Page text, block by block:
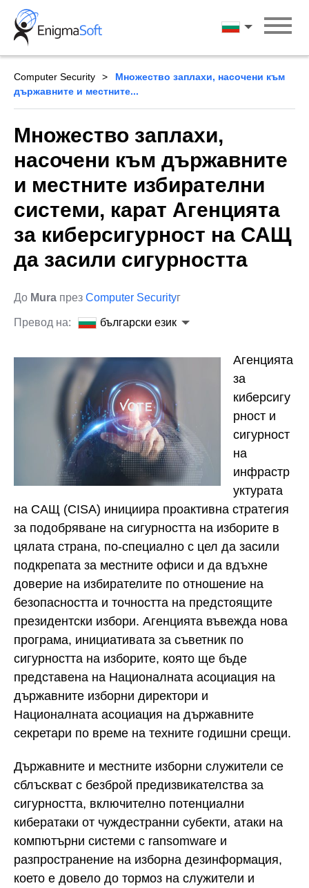
Skip
content
български
Computer Security
Множество заплахи, насочени към
държавните и местните...
Множество заплахи,
насочени към държавните
и местните избирателни
системи, карат Агенцията
за киберсигурност на САЩ
да засили сигурността
До Mura през Computer Securityг
Превод на: български език
Агенцията
за
киберсигу
рност и
сигурност
на
инфрастр
уктурата
на САЩ (CISA) инициира проактивна стратегия
за подобряване на сигурността на изборите в
цялата страна, по-специално с цел да засили
подкрепата за местните офиси и да вдъхне
доверие на избирателите по отношение на
безопасността и точността на предстоящите
президентски избори. Агенцията въвежда нова
програма, инициативата за съветник по
сигурността на изборите, която ще бъде
представена на Националната асоциация на
държавните изборни директори и
Националната асоциация на държавните
секретари по време на техните годишни срещи.
Държавните и местните изборни служители се
сблъскват с безброй предизвикателства за
сигурността, включително потенциални
кибератаки от чуждестранни субекти, атаки на
компютърни системи с ransomware и
разпространение на изборна дезинформация,
което е довело до тормоз на служители и